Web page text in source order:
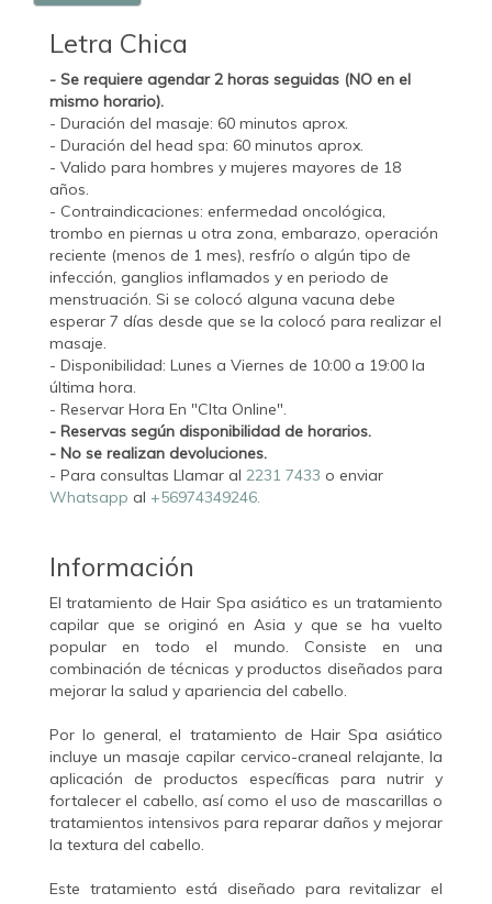
Letra Chica
- Se requiere agendar 2 horas seguidas (NO en el
mismo horario).
- Duración del masaje: 60 minutos aprox.
- Duración del head spa: 60 minutos aprox.
- Valido para hombres y mujeres mayores de 18
años.
- Contraindicaciones: enfermedad oncológica,
trombo en piernas u otra zona, embarazo, operación
reciente (menos de 1 mes), resfrío o algún tipo de
infección, ganglios inflamados y en periodo de
menstruación. Si se colocó alguna vacuna debe
esperar 7 días desde que se la colocó para realizar el
masaje.
- Disponibilidad: Lunes a Viernes de 10:00 a 19:00 la
última hora.
- Reservar Hora En "CIta Online".
- Reservas según disponibilidad de horarios.
- No se realizan devoluciones.
- Para consultas Llamar al 2231 7433 o enviar
Whatsapp al +56974349246.
Información
El tratamiento de Hair Spa asiático es un tratamiento
capilar que se originó en Asia y que se ha vuelto
popular en todo el mundo. Consiste en una
combinación de técnicas y productos diseñados para
mejorar la salud y apariencia del cabello.
Por lo general, el tratamiento de Hair Spa asiático
incluye un masaje capilar cervico-craneal relajante, la
aplicación de productos específicas para nutrir y
fortalecer el cabello, así como el uso de mascarillas o
tratamientos intensivos para reparar daños y mejorar
la textura del cabello.
Este tratamiento está diseñado para revitalizar el